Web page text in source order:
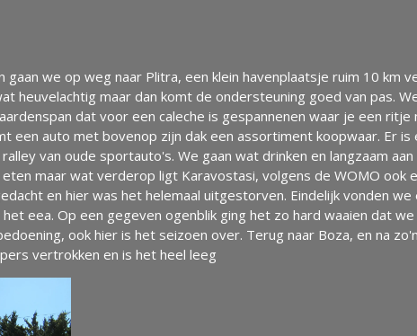
gaan we op weg naar Plitra, een klein havenplaatsje ruim 10 km
heuvelachtig maar dan komt de ondersteuning goed van pas.
dat voor een caleche is gespannenen waar je een ritje
een auto met bovenop zijn dak een assortiment koopwaar. Er
van oude sportauto's. We gaan wat drinken en langzaam
maar wat verderop ligt Karavostasi, volgens de WOMO ook
en hier was het helemaal uitgestorven. Eindelijk vonden
eea. Op een gegeven ogenblik ging het zo hard waaien dat
ook hier is het seizoen over. Terug naar Boza, en na
vertrokken en is het heel leeg